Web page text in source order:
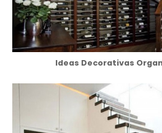
Ideas Decorativas